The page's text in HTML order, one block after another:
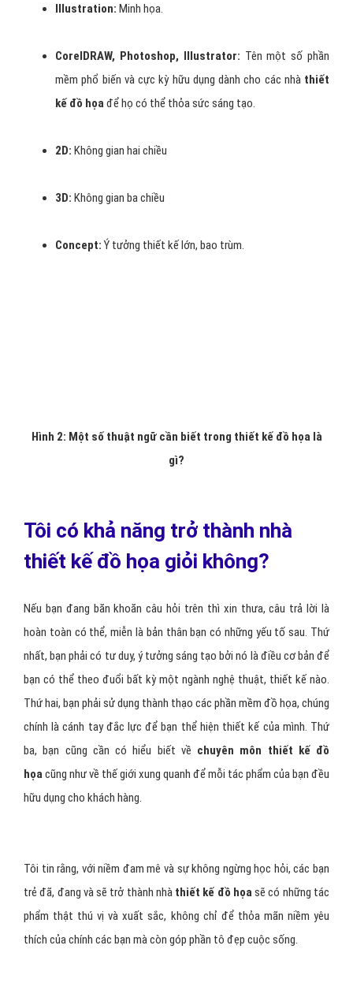
Illustration: Minh họa.
CorelDRAW, Photoshop, Illustrator: Tên một số phần
mềm phổ biến và cực kỳ hữu dụng dành cho các nhà thiết
kế đồ họađể họ có thể thỏa sức sáng tạo.
2D: Không gian hai chiều
3D: Không gian ba chiều
Concept: Ý tưởng thiết kế lớn, bao trùm.
gì?
Tôi có khả năng trở thành nhà
thiết kế đồ họa giỏi không?
Nếu bạn đang băn khoăn câu hỏi trên thì xin thưa, câu trả lời là
hoàn toàn có thể, miễn là bản thân bạn có những yếu tố sau. Thứ
nhất, bạn phải có tư duy, ý tưởng sáng tạo bởi nó là điều cơ bản để
bạn có thể theo đuổi bất kỳ một ngành nghệ thuật, thiết kế nào.
Thứ hai, bạn phải sử dụng thành thạo các phần mềm đồ họa, chúng
chính là cánh tay đắc lực để bạn thể hiện thiết kế của mình. Thứ
hữu dụng cho khách hàng.
Tôi tin rằng, với niềm đam mê và sự không ngừng học hỏi, các bạn